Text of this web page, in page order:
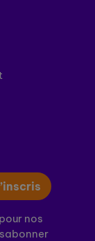
nos